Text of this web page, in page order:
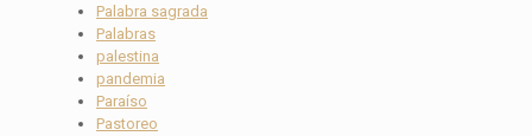
Palabra sagrada
Palabras
palestina
pandemia
Paraíso
Pastoreo